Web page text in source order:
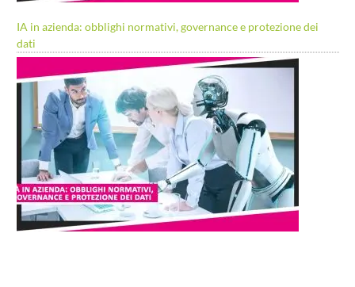
IA in azienda: obblighi normativi, governance e protezione dei
dati